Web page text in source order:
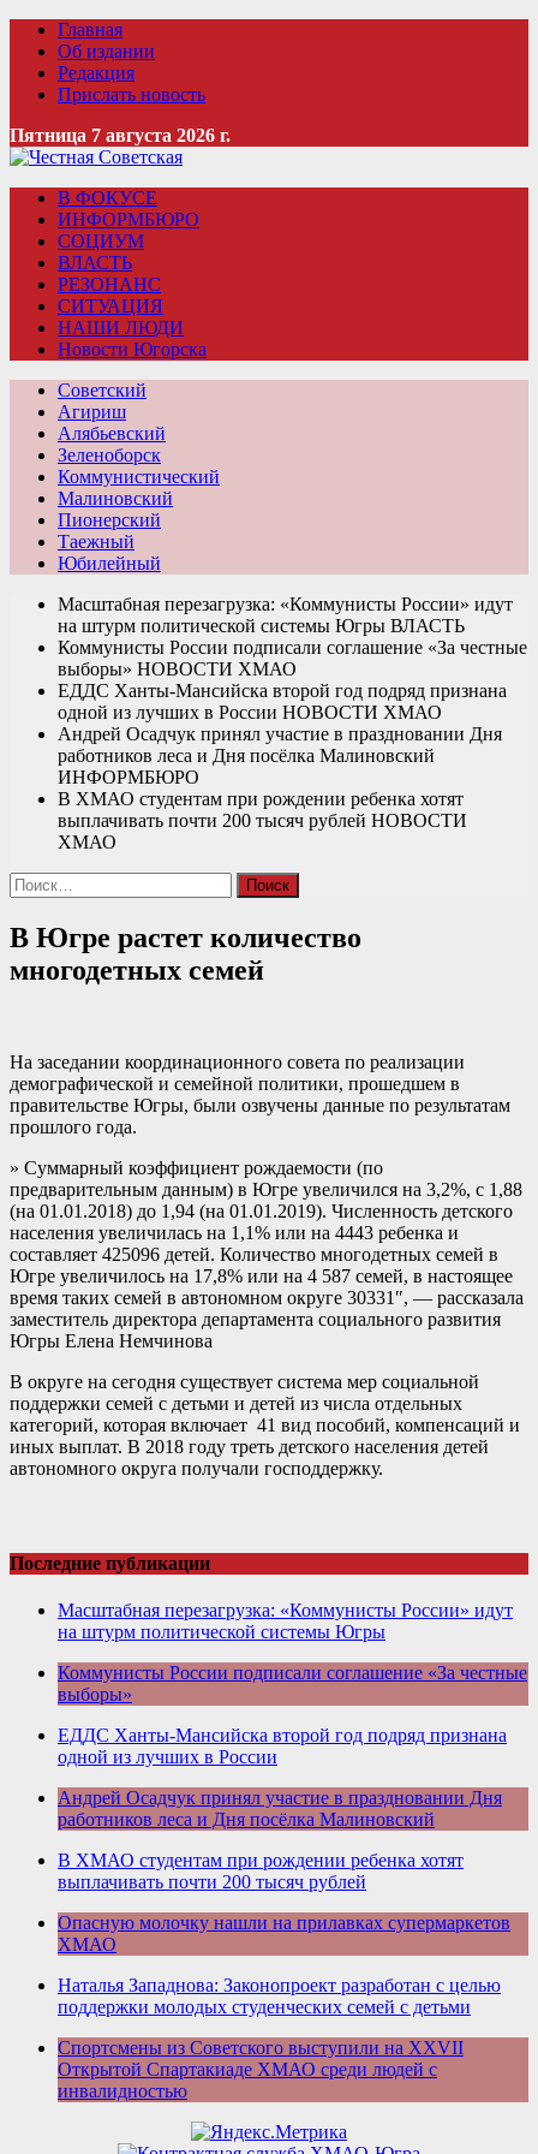
Главная
Об издании
Редакция
Прислать новость
Пятница 7 августа 2026 г.
В ФОКУСЕ
ИНФОРМБЮРО
СОЦИУМ
ВЛАСТЬ
РЕЗОНАНС
СИТУАЦИЯ
НАШИ ЛЮДИ
Новости Югорска
Советский
Агириш
Алябьевский
Зеленоборск
Коммунистический
Малиновский
Пионерский
Таежный
Юбилейный
Масштабная перезагрузка: «Коммунисты России» идут
на штурм политической системы Югры ВЛАСТЬ
Коммунисты России подписали соглашение «За честные
выборы» НОВОСТИ ХМАО
ЕДДС Ханты-Мансийска второй год подряд признана
одной из лучших в России НОВОСТИ ХМАО
Андрей Осадчук принял участие в праздновании Дня
работников леса и Дня посёлка Малиновский
ИНФОРМБЮРО
В ХМАО студентам при рождении ребенка хотят
выплачивать почти 200 тысяч рублей НОВОСТИ
ХМАО
Найти:
В Югре растет количество
многодетных семей
На заседании координационного совета по реализации
демографической и семейной политики, прошедшем в
правительстве Югры, были озвучены данные по результатам
прошлого года.
» Суммарный коэффициент рождаемости (по
предварительным данным) в Югре увеличился на 3,2%, с 1,88
(на 01.01.2018) до 1,94 (на 01.01.2019). Численность детского
населения увеличилась на 1,1% или на 4443 ребенка и
составляет 425096 детей. Количество многодетных семей в
Югре увеличилось на 17,8% или на 4 587 семей, в настоящее
время таких семей в автономном округе 30331″, — рассказала
заместитель директора департамента социального развития
Югры Елена Немчинова
В округе на сегодня существует система мер социальной
поддержки семей с детьми и детей из числа отдельных
категорий, которая включает 41 вид пособий, компенсаций и
иных выплат. В 2018 году треть детского населения детей
автономного округа получали господдержку.
Последние публикации
Масштабная перезагрузка: «Коммунисты России» идут
на штурм политической системы Югры
Коммунисты России подписали соглашение «За честные
выборы»
ЕДДС Ханты-Мансийска второй год подряд признана
одной из лучших в России
Андрей Осадчук принял участие в праздновании Дня
работников леса и Дня посёлка Малиновский
В ХМАО студентам при рождении ребенка хотят
выплачивать почти 200 тысяч рублей
Опасную молочку нашли на прилавках супермаркетов
ХМАО
Наталья Западнова: Законопроект разработан с целью
поддержки молодых студенческих семей с детьми
Спортсмены из Советского выступили на XXVII
Открытой Спартакиаде ХМАО среди людей с
инвалидностью